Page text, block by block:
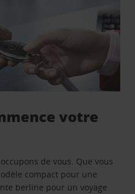
votre
de vous. Que vous
compact pour une
berline pour un voyage